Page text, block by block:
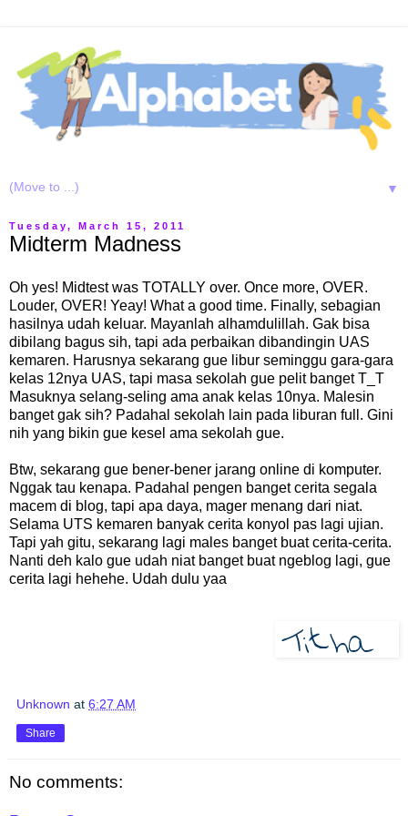
▼
Tuesday, March 15, 2011
Midterm Madness
Oh yes! Midtest was TOTALLY over. Once more, OVER.
Louder, OVER! Yeay! What a good time. Finally, sebagian
hasilnya udah keluar. Mayanlah alhamdulillah. Gak bisa
dibilang bagus sih, tapi ada perbaikan dibandingin UAS
kemaren. Harusnya sekarang gue libur seminggu gara-gara
kelas 12nya UAS, tapi masa sekolah gue pelit banget T_T
Masuknya selang-seling ama anak kelas 10nya. Malesin
banget gak sih? Padahal sekolah lain pada liburan full. Gini
nih yang bikin gue kesel ama sekolah gue.
Btw, sekarang gue bener-bener jarang online di komputer.
Nggak tau kenapa. Padahal pengen banget cerita segala
macem di blog, tapi apa daya, mager menang dari niat.
Selama UTS kemaren banyak cerita konyol pas lagi ujian.
Tapi yah gitu, sekarang lagi males banget buat cerita-cerita.
Nanti deh kalo gue udah niat banget buat ngeblog lagi, gue
cerita lagi hehehe. Udah dulu yaa
Unknown at 6:27 AM
Share
No comments: